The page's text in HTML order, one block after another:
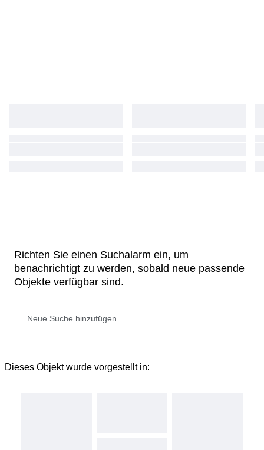
Richten Sie einen Suchalarm ein, um
benachrichtigt zu werden, sobald neue passende
Objekte verfügbar sind.
Dieses Objekt wurde vorgestellt in: